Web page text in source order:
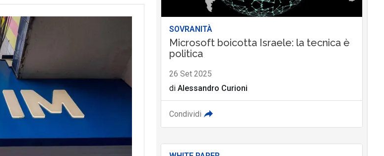
SOVRANITÀ
Microsoft boicotta Israele: la tecnica è
politica
26 Set 2025
di Alessandro Curioni
Condividi